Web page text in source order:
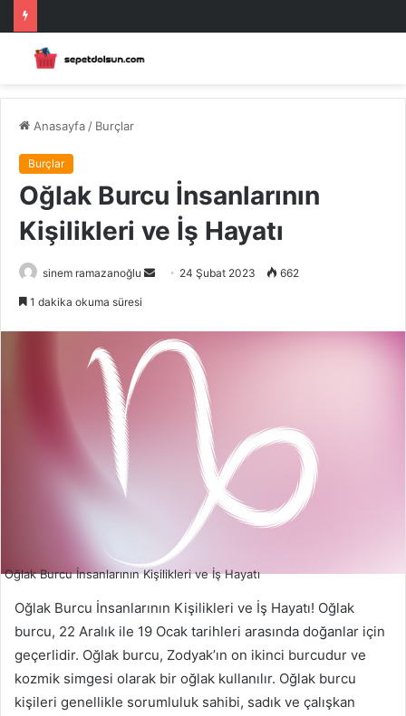
Anasayfa / Burçlar
Burçlar
Oğlak Burcu İnsanlarının
Kişilikleri ve İş Hayatı
sinem ramazanoğlu
Bir
göndermek
24 Şubat 2023 662
1 dakika okuma süresi
Oğlak Burcu İnsanlarının Kişilikleri ve İş Hayatı
Oğlak Burcu İnsanlarının Kişilikleri ve İş Hayatı! Oğlak
burcu, 22 Aralık ile 19 Ocak tarihleri arasında doğanlar için
geçerlidir. Oğlak burcu, Zodyak’ın on ikinci burcudur ve
kozmik simgesi olarak bir oğlak kullanılır. Oğlak burcu
kişileri genellikle sorumluluk sahibi, sadık ve çalışkan